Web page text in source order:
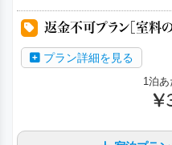
返金不可プラン［室料の
プラン詳細を見る
1泊